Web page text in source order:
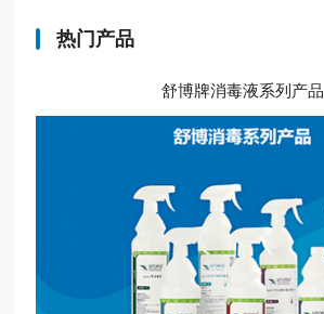
热门产品
舒博牌消毒液系列产品